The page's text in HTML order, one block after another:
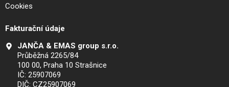
Cookies
Fakturační údaje
JANČA & EMAS group s.r.o.
Průběžná 2265/84
100 00, Praha 10 Strašnice
IČ: 25907069
DIČ: CZ25907069